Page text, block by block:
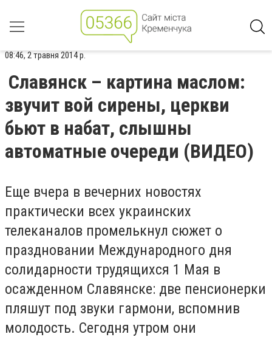
08:46, 2 травня 2014 р.
Славянск – картина маслом:
звучит вой сирены, церкви
бьют в набат, слышны
автоматные очереди (ВИДЕО)
Еще вчера в вечерних новостях
практически всех украинских
телеканалов промелькнул сюжет о
праздновании Международного дня
солидарности трудящихся 1 Мая в
осажденном Славянске: две пенсионерки
пляшут под звуки гармони, вспомнив
молодость. Сегодня утром они